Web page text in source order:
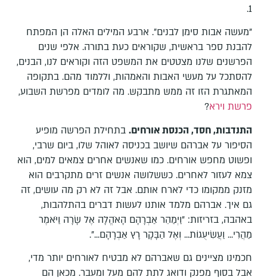
1.
"מעשה אבות סימן לבנים". ארבע המילים האלה הן המפתח
להבנת ספר בראשית, שקוראים כעת בתורה. אלפי שנים
הפרשנים שלנו מצטטים את המשפט הזה וקוראים לנו, הבנים,
להסתכל על מעשי האבות והאמהות, וללמוד מהם. בתקופה
המאתגרת הזו זה ממש מתבקש. מה לומדים מפרשת השבוע,
פרשת וירא?
התנדבות, חסד, הכנסת אורחים. בתחילת הפרשה מופיע
הסיפור על אברהם שיושב בכניסה לאוהל שלו, ביום שרבי,
ופשוט מחפש אורחים. כמו שאנשים אחרים צמאים למים, הוא
צמא לעזור לאחרים. כששלושה אנשים זרים מתקרבים הוא
מזנק ממקומו כדי לארח אותם. אבל זה לא רק מה עושים, זה
גם איך. אברהם מלמד אותנו לעשות דברים בהתלהבות,
באהבה, בזריזות: "וַיְמַהֵר אַבְרָהָם הָאֹהֱלָה אֶל שָׂרָה וַיֹּאמֶר
מַהֲרִי... וַעֲשִׂיעֻגוֹת... וְאֶל הַבָּקָר רָץ אַבְרָהָם...".
חכמינו מציינים גם שאברהם לא מבטיח לאורחים יותר מדי,
אבל בסוף מפנק ודואג לתת להם מעל ומעבר. מכאן הם